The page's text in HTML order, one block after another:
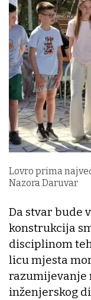
Lovro prima
Nazora Daruvar
Da stvar bude
konstrukcija
disciplinom
licu mjesta
razumijevanje
inženjerskog